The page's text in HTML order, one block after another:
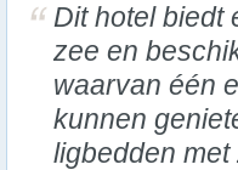
Dit hotel biedt
zee en
waarvan één
kunnen
ligbedden